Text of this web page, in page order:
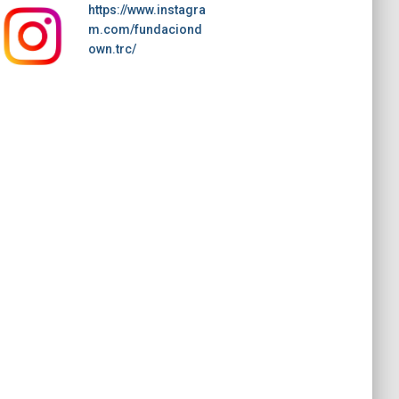
https://www.instagra
m.com/fundaciond
own.trc/